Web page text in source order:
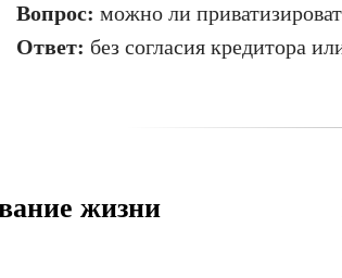
Вопрос: можно ли
Ответ: без согласия кредитора
жизни